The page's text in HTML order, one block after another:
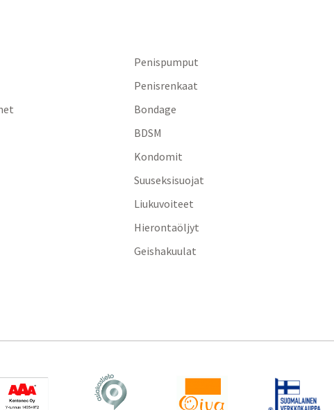
Penispumput
Penisrenkaat
Bondage
BDSM
Kondomit
Suuseksisuojat
Liukuvoiteet
Hierontaöljyt
Geishakuulat